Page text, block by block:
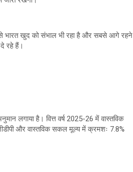
से भारत खुद को संभाल भी रहा है और सबसे आगे रहने
रहे हैं।
लगाया है। वित्त वर्ष 2025-26 में वास्तविक
और वास्तविक सकल मूल्य में क्रमशः 7.8%